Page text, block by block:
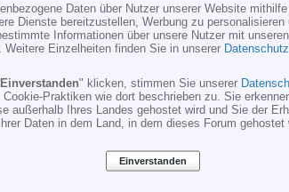
Wind......wenn du mit den Wind fliegst
Daten über Nutzer unserer Website
Dienste bereitzustellen, Werbung zu
Informationen über unsere Nutzer mit
Weitere Einzelheiten finden Sie in unserer
Einverstanden" klicken, stimmen Sie unserer
Cookie-Praktiken wie dort beschrieben zu. Sie
außerhalb Ihres Landes gehostet wird und Sie der
Daten in dem Land, in dem dieses Forum gehostet
Einverstanden